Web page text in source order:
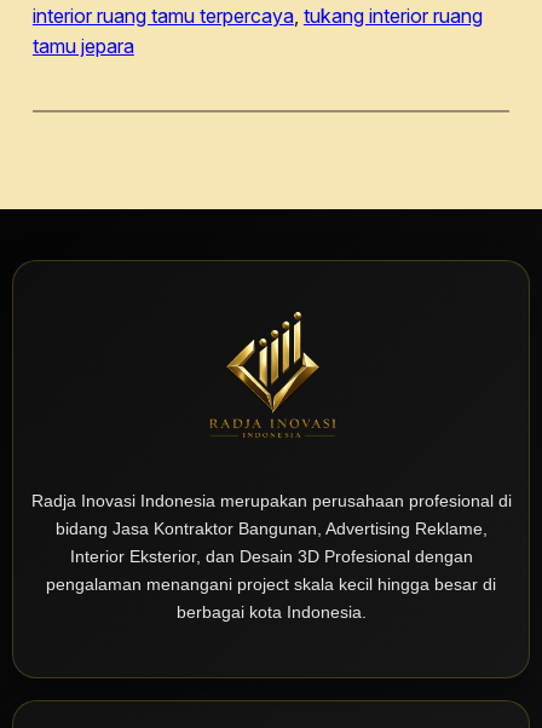
interior ruang tamu terpercaya, tukang interior ruang
tamu jepara
Radja Inovasi Indonesia merupakan perusahaan profesional di
bidang Jasa Kontraktor Bangunan, Advertising Reklame,
Interior Eksterior, dan Desain 3D Profesional dengan
pengalaman menangani project skala kecil hingga besar di
berbagai kota Indonesia.